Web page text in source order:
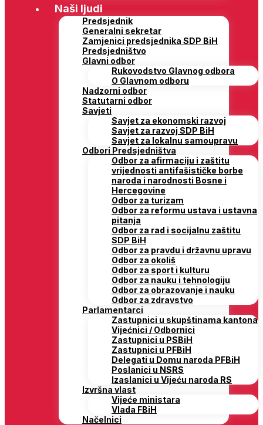
Naši ljudi
Predsjednik
Generalni sekretar
Zamjenici predsjednika SDP BiH
Predsjedništvo
Glavni odbor
Rukovodstvo Glavnog odbora
O Glavnom odboru
Nadzorni odbor
Statutarni odbor
Savjeti
Savjet za ekonomski razvoj
Savjet za razvoj SDP BiH
Savjet za lokalnu samoupravu
Odbori Predsjedništva
Odbor za afirmaciju i zaštitu
vrijednosti antifašističke borbe
naroda i narodnosti Bosne i
Hercegovine
Odbor za turizam
Odbor za reformu ustava i ustavna
pitanja
Odbor za rad i socijalnu zaštitu
SDP BiH
Odbor za pravdu i državnu upravu
Odbor za okoliš
Odbor za sport i kulturu
Odbor za nauku i tehnologiju
Odbor za obrazovanje i nauku
Odbor za zdravstvo
Parlamentarci
Zastupnici u skupštinama kantona
Vijećnici / Odbornici
Zastupnici u PSBiH
Zastupnici u PFBiH
Delegati u Domu naroda PFBiH
Poslanici u NSRS
Izaslanici u Vijeću naroda RS
Izvršna vlast
Vijeće ministara
Vlada FBiH
Načelnici